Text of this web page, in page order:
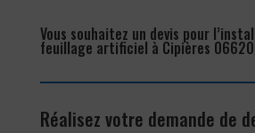
Vous souhaitez un devis pour
feuillage artificiel à Cipières
Réalisez votre demande de